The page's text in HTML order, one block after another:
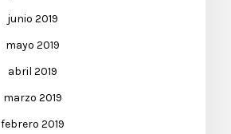
junio 2019
mayo 2019
abril 2019
marzo 2019
febrero 2019